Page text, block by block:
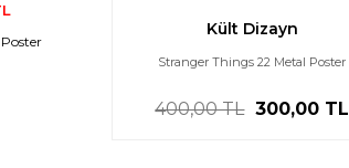
Kült Dizayn
Stranger Things 22 Metal Poster
400,00 TL 300,00 TL